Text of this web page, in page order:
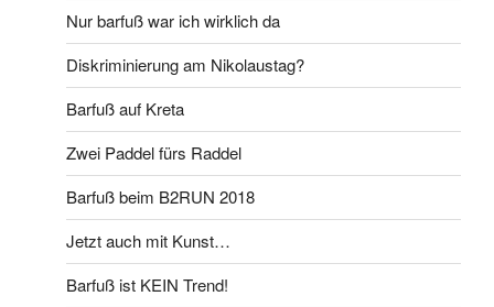
Nur barfuß war ich wirklich da
Diskriminierung am Nikolaustag?
Barfuß auf Kreta
Zwei Paddel fürs Raddel
Barfuß beim B2RUN 2018
Jetzt auch mit Kunst…
Barfuß ist KEIN Trend!